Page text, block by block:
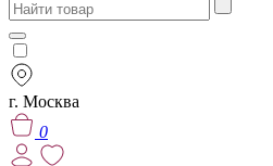
г. Москва
0